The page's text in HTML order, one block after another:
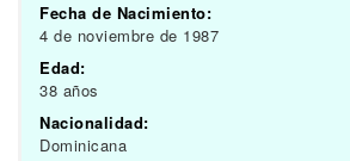
Fecha de Nacimiento:
4 de noviembre de 1987
Edad:
38 años
Nacionalidad:
Dominicana